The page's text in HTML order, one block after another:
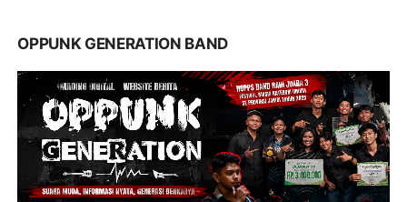
OPPUNK GENERATION BAND